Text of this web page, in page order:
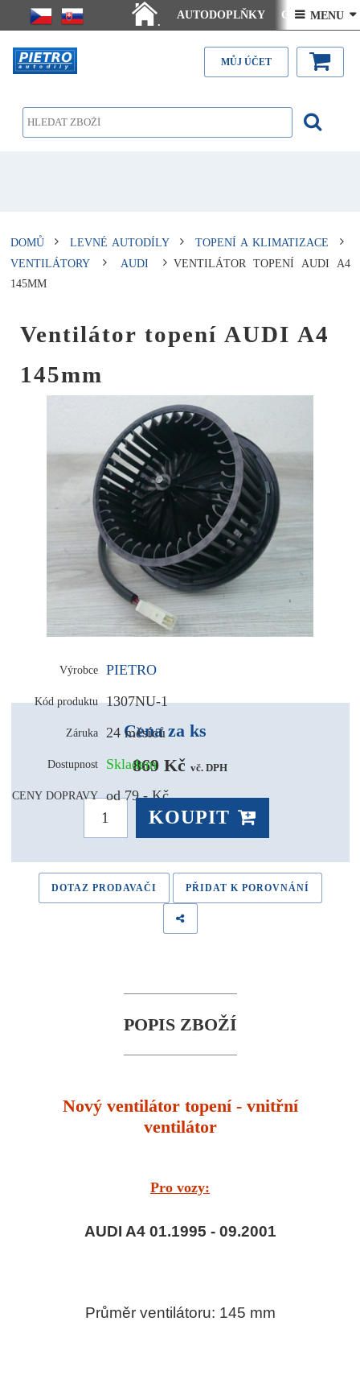
.
AUTODOPLŇKY Ceny doručení
Články - návody Kontakt
 MENU 
MŮJ ÚČET
DOMŮ LEVNÉ AUTODÍLY
TOPENÍ A KLIMATIZACE
VENTILÁTORY
AUDI
VENTILÁTOR TOPENÍ AUDI A4
145MM
Ventilátor topení AUDI A4
145mm
Výrobce PIETRO
Kód produktu 1307NU-1
Záruka 24 měsíců
Dostupnost Skladem
CENY DOPRAVY od 79,- Kč
Cena za ks
869 Kč vč. DPH
KOUPIT
DOTAZ PRODAVAČI PŘIDAT K POROVNÁNÍ
POPIS ZBOŽÍ
Nový ventilátor topení - vnitřní
ventilátor
Pro vozy:
AUDI A4 01.1995 - 09.2001
Průměr ventilátoru: 145 mm